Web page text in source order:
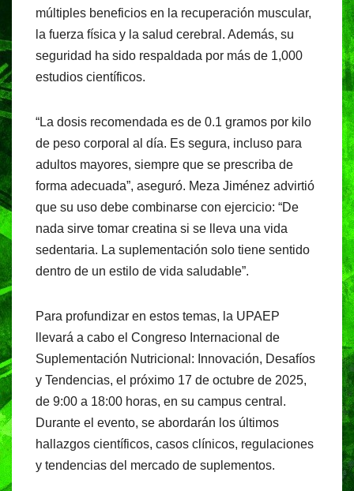
múltiples beneficios en la recuperación muscular,
la fuerza física y la salud cerebral. Además, su
seguridad ha sido respaldada por más de 1,000
estudios científicos.
“La dosis recomendada es de 0.1 gramos por kilo
de peso corporal al día. Es segura, incluso para
adultos mayores, siempre que se prescriba de
forma adecuada”, aseguró. Meza Jiménez advirtió
que su uso debe combinarse con ejercicio: “De
nada sirve tomar creatina si se lleva una vida
sedentaria. La suplementación solo tiene sentido
dentro de un estilo de vida saludable”.
Para profundizar en estos temas, la UPAEP
llevará a cabo el Congreso Internacional de
Suplementación Nutricional: Innovación, Desafíos
y Tendencias, el próximo 17 de octubre de 2025,
de 9:00 a 18:00 horas, en su campus central.
Durante el evento, se abordarán los últimos
hallazgos científicos, casos clínicos, regulaciones
y tendencias del mercado de suplementos.